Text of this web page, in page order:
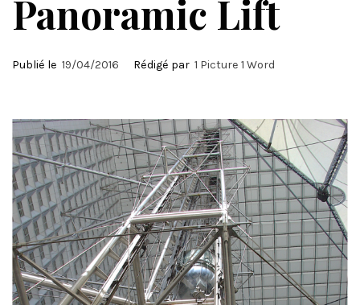
Panoramic Lift
Publié le 19/04/2016 Rédigé par 1 Picture 1 Word